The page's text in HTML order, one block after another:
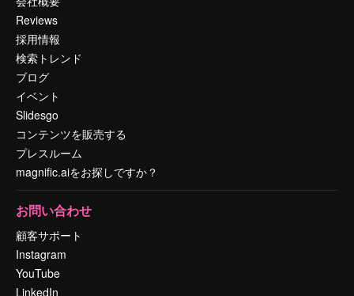
Reviews
採用情報
検索トレンド
ブログ
イベント
Slidesgo
コンテンツを販売する
プレスルーム
magnific.aiをお探しですか？
お問い合わせ
顧客サポート
Instagram
YouTube
LinkedIn